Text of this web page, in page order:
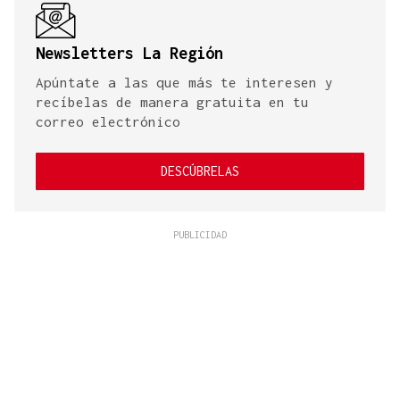
Newsletters La Región
Apúntate a las que más te interesen y
recíbelas de manera gratuita en tu
correo electrónico
DESCÚBRELAS